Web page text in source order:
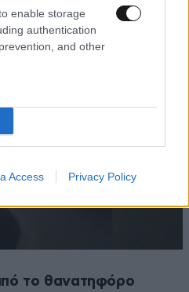
enable storage
authentication
and other
Access Privacy Policy
το θανατηφόρο